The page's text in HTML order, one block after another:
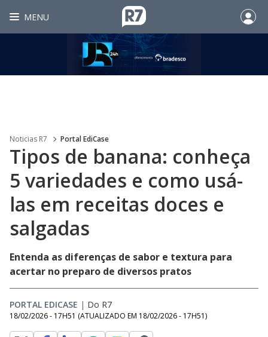
MENU
Noticias R7 Portal EdiCase
Tipos de banana: conheça
5 variedades e como usá-
las em receitas doces e
salgadas
Entenda as diferenças de sabor e textura para
acertar no preparo de diversos pratos
PORTAL EDICASE | Do R7
18/02/2026 - 17H51 (ATUALIZADO EM 18/02/2026 - 17H51)